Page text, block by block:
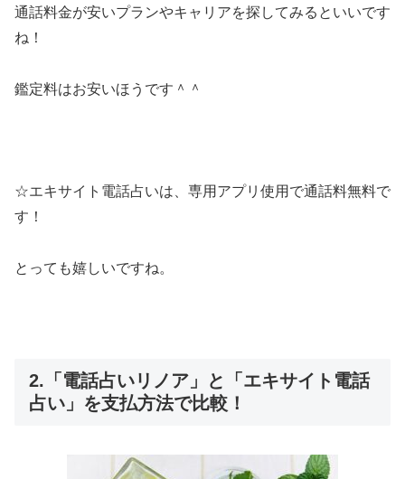
通話料金が安いプランやキャリアを探してみるといいです
ね！
鑑定料はお安いほうです＾＾
☆エキサイト電話占いは、専用アプリ使用で通話料無料で
す！
とっても嬉しいですね。
2.「電話占いリノア」と「エキサイト電話
占い」を支払方法で比較！